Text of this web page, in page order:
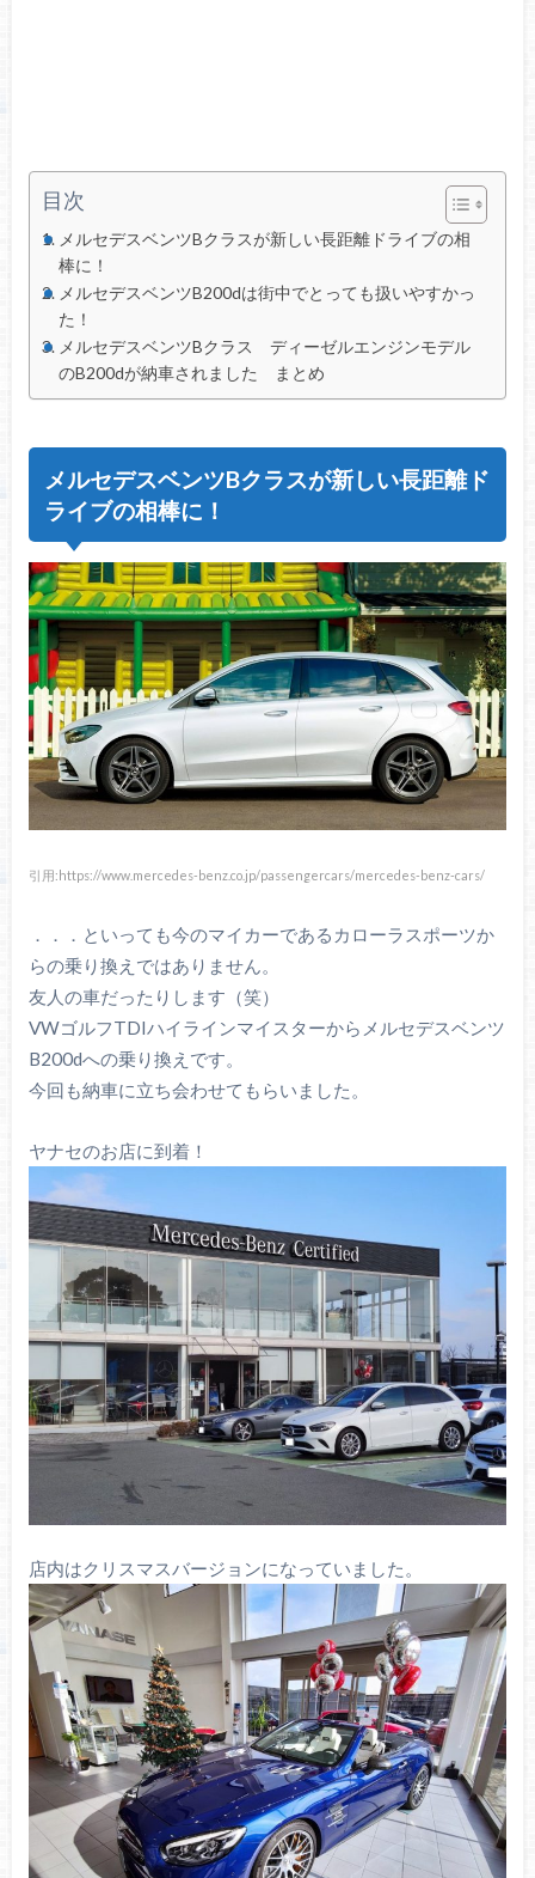
目次
メルセデスベンツBクラスが新しい長距離ドライブの相
棒に！
メルセデスベンツB200dは街中でとっても扱いやすかっ
た！
メルセデスベンツBクラス ディーゼルエンジンモデル
のB200dが納車されました まとめ
メルセデスベンツBクラスが新しい長距離ド
ライブの相棒に！
引用:https://www.mercedes-benz.co.jp/passengercars/mercedes-benz-cars/
．．．といっても今のマイカーであるカローラスポーツか
らの乗り換えではありません。
友人の車だったりします（笑）
VWゴルフTDIハイラインマイスターからメルセデスベンツ
B200dへの乗り換えです。
今回も納車に立ち会わせてもらいました。
ヤナセのお店に到着！
店内はクリスマスバージョンになっていました。